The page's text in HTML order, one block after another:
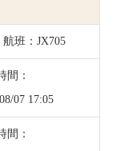
JX705
07 17:05